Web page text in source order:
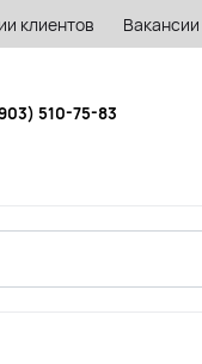
клиентов Вакансии
510-75-83